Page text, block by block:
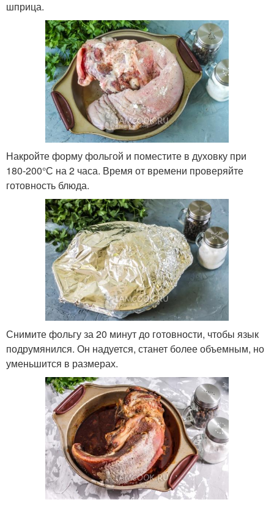
шприца.
Накройте форму фольгой и поместите в духовку при
180-200°С на 2 часа. Время от времени проверяйте
готовность блюда.
Снимите фольгу за 20 минут до готовности, чтобы язык
подрумянился. Он надуется, станет более объемным, но
уменьшится в размерах.